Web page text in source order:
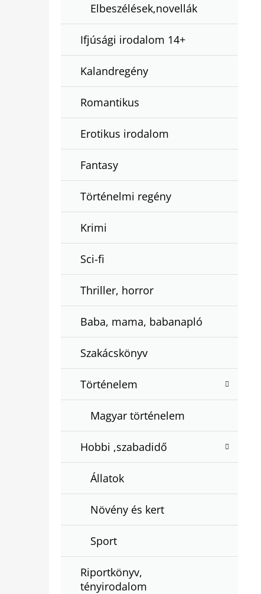
Elbeszélések,novellák
Ifjúsági irodalom 14+
Kalandregény
Romantikus
Erotikus irodalom
Fantasy
Történelmi regény
Krimi
Sci-fi
Thriller, horror
Baba, mama, babanapló
Szakácskönyv
Történelem
Magyar történelem
Hobbi ,szabadidő
Állatok
Növény és kert
Sport
Riportkönyv,
tényirodalom